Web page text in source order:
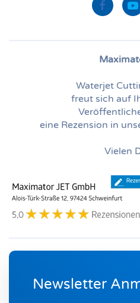
Waterjet
freut sich auf
eine Rezension in
Vielen
Newsletter